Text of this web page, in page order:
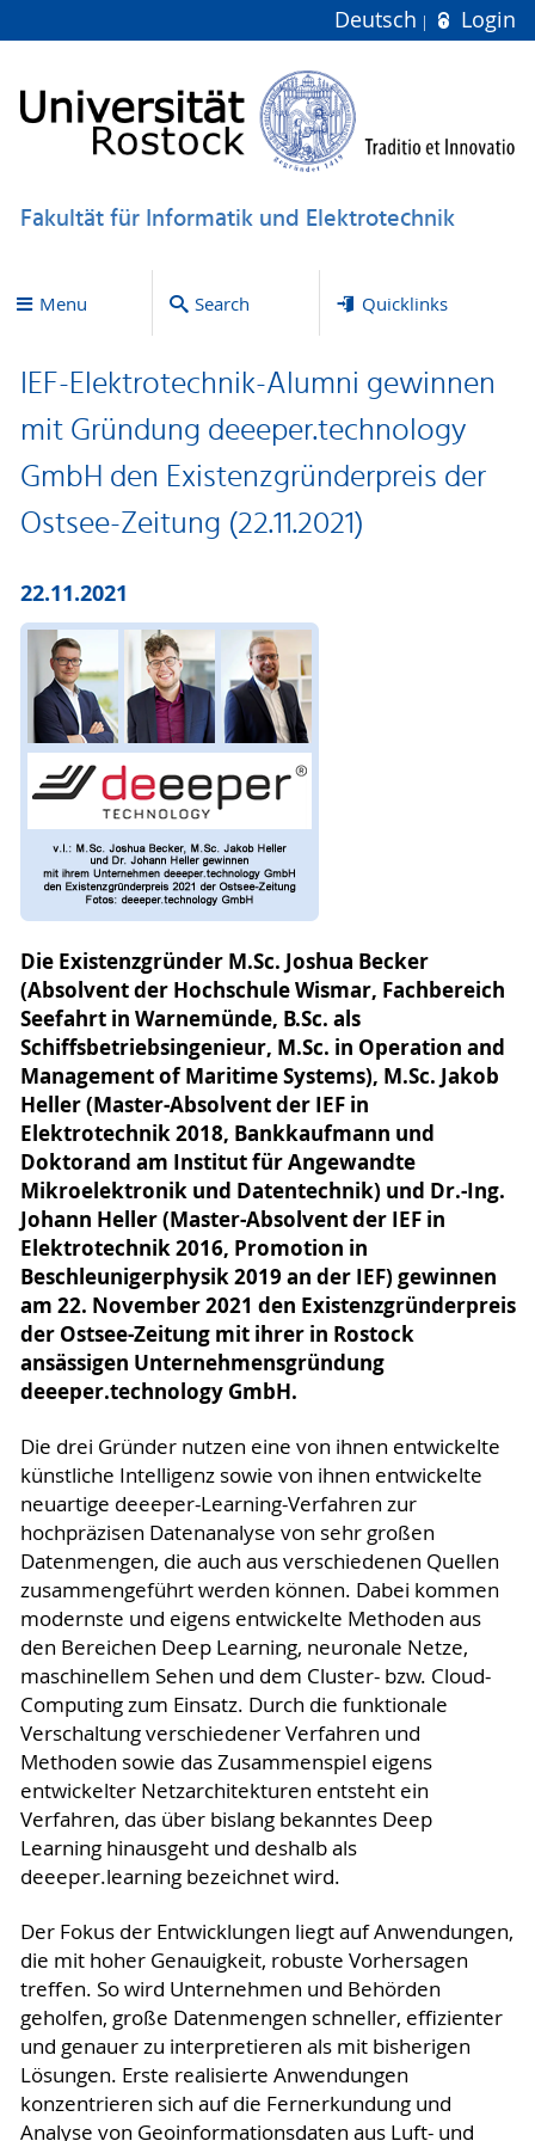
Deutsch Login
Fakultät für Informatik und Elektrotechnik
Menu Search Quicklinks
IEF-Elektrotechnik-Alumni gewinnen
mit Gründung deeeper.technology
GmbH den Existenzgründerpreis der
Ostsee-Zeitung (22.11.2021)
22.11.2021
Die Existenzgründer M.Sc. Joshua Becker
(Absolvent der Hochschule Wismar, Fachbereich
Seefahrt in Warnemünde, B.Sc. als
Schiffsbetriebsingenieur, M.Sc. in Operation and
Management of Maritime Systems), M.Sc. Jakob
Heller (Master-Absolvent der IEF in
Elektrotechnik 2018, Bankkaufmann und
Doktorand am Institut für Angewandte
Mikroelektronik und Datentechnik) und Dr.-Ing.
Johann Heller (Master-Absolvent der IEF in
Elektrotechnik 2016, Promotion in
Beschleunigerphysik 2019 an der IEF) gewinnen
am 22. November 2021 den Existenzgründerpreis
der Ostsee-Zeitung mit ihrer in Rostock
ansässigen Unternehmensgründung
deeeper.technology GmbH.
Die drei Gründer nutzen eine von ihnen entwickelte
künstliche Intelligenz sowie von ihnen entwickelte
neuartige deeeper-Learning-Verfahren zur
hochpräzisen Datenanalyse von sehr großen
Datenmengen, die auch aus verschiedenen Quellen
zusammengeführt werden können. Dabei kommen
modernste und eigens entwickelte Methoden aus
den Bereichen Deep Learning, neuronale Netze,
maschinellem Sehen und dem Cluster- bzw. Cloud-
Computing zum Einsatz. Durch die funktionale
Verschaltung verschiedener Verfahren und
Methoden sowie das Zusammenspiel eigens
entwickelter Netzarchitekturen entsteht ein
Verfahren, das über bislang bekanntes Deep
Learning hinausgeht und deshalb als
deeeper.learning bezeichnet wird.
Der Fokus der Entwicklungen liegt auf Anwendungen,
die mit hoher Genauigkeit, robuste Vorhersagen
treffen. So wird Unternehmen und Behörden
geholfen, große Datenmengen schneller, effizienter
und genauer zu interpretieren als mit bisherigen
Lösungen. Erste realisierte Anwendungen
konzentrieren sich auf die Fernerkundung und
Analyse von Geoinformationsdaten aus Luft- und